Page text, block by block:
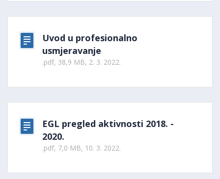
Uvod u profesionalno
usmjeravanje
.pdf, 38,9 MB, 2. 3. 2022.
EGL pregled aktivnosti 2018. -
2020.
.pdf, 7,0 MB, 10. 3. 2022.